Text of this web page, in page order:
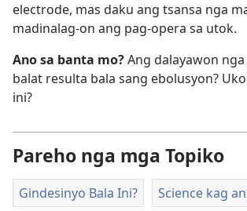
electrode, mas daku ang tsansa nga
madinalag-on ang pag-opera sa utok.
Ano sa banta mo?Ang dalayawon
balat resulta bala sang ebolusyon?
ini?
Pareho nga mga Topiko
Gindesinyo Bala Ini? Science kag